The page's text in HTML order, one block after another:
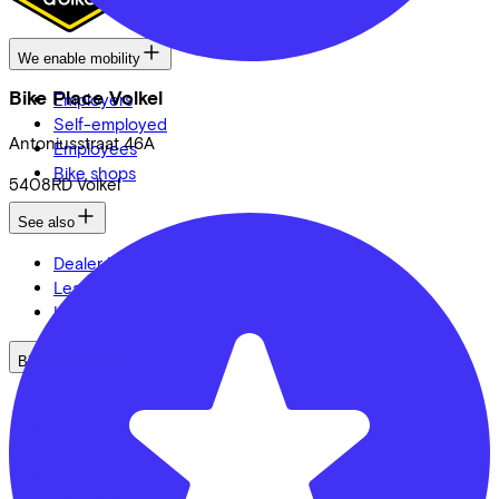
Bike Place Volkel
Antoniusstraat 46A
5408RD Volkel
We enable mobility
Employers
Self-employed
Employees
Bike shops
See also
Dealer locator
Lease a bike? Calculate your costs
Login
Bike brands
Cannondale